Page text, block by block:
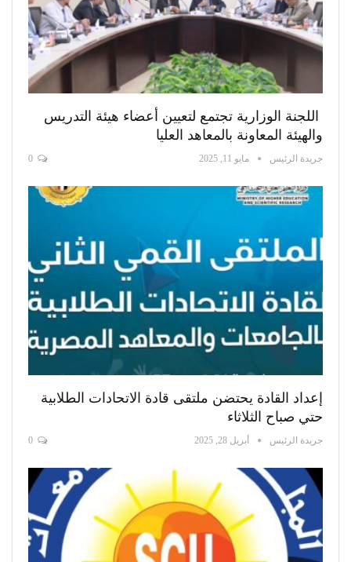
اللجنة الوزارية تجتمع لتعيين أعضاء هيئة التدريس
والهيئة المعاونة بالمعاهد العليا
جريدة الرئيس مايو 11, 2025
إعداد القادة يحتضن ملتقى قادة الاتحادات الطلابية
حتي صباح الثلاثاء
جريدة الرئيس أبريل 28, 2025